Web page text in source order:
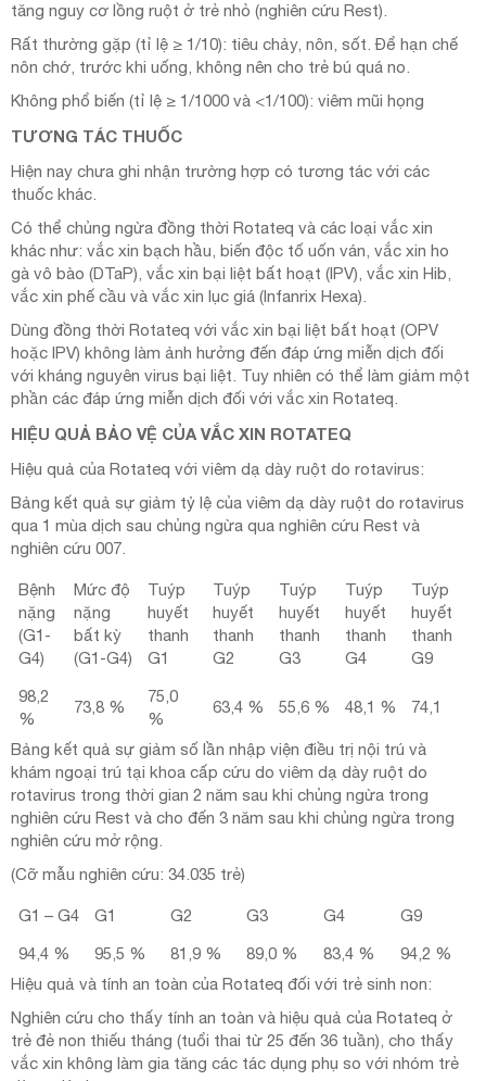
tăng nguy cơ lồng ruột ở trẻ nhỏ (nghiên cứu Rest).
Rất thường gặp (tỉ lệ ≥ 1/10): tiêu chảy, nôn, sốt. Để hạn chế
nôn chớ, trước khi uống, không nên cho trẻ bú quá no.
Không phổ biến (tỉ lệ ≥ 1/1000 và <1/100): viêm mũi họng
TƯƠNG TÁC THUỐC
Hiện nay chưa ghi nhận trường hợp có tương tác với các
thuốc khác.
Có thể chủng ngừa đồng thời Rotateq và các loại vắc xin
khác như: vắc xin bạch hầu, biến độc tố uốn ván, vắc xin ho
gà vô bào (DTaP), vắc xin bại liệt bất hoạt (IPV), vắc xin Hib,
vắc xin phế cầu và vắc xin lục giá (Infanrix Hexa).
Dùng đồng thời Rotateq với vắc xin bại liệt bất hoạt (OPV
hoặc IPV) không làm ảnh hưởng đến đáp ứng miễn dịch đối
với kháng nguyên virus bại liệt. Tuy nhiên có thể làm giảm một
phần các đáp ứng miễn dịch đối với vắc xin Rotateq.
HIỆU QUẢ BẢO VỆ CỦA VẮC XIN ROTATEQ
Hiệu quả của Rotateq với viêm dạ dày ruột do rotavirus:
Bảng kết quả sự giảm tỷ lệ của viêm dạ dày ruột do rotavirus
qua 1 mùa dịch sau chủng ngừa qua nghiên cứu Rest và
nghiên cứu 007.
Bệnh
nặng
(G1-
G4)
Mức độ
nặng
bất kỳ
(G1-G4)
Tuýp
huyết
thanh
G1
Tuýp
huyết
thanh
G2
Tuýp
huyết
thanh
G3
Tuýp
huyết
thanh
G4
Tuýp
huyết
thanh
G9
98,2
%
73,8 %
75,0
%
63,4 % 55,6 % 48,1 % 74,1
Bảng kết quả sự giảm số lần nhập viện điều trị nội trú và
khám ngoại trú tại khoa cấp cứu do viêm dạ dày ruột do
rotavirus trong thời gian 2 năm sau khi chủng ngừa trong
nghiên cứu Rest và cho đến 3 năm sau khi chủng ngừa trong
nghiên cứu mở rộng.
(Cỡ mẫu nghiên cứu: 34.035 trẻ)
G1 – G4 G1 G2 G3 G4 G9
94,4 % 95,5 % 81,9 % 89,0 % 83,4 %
94,2 %
Hiệu quả và tính an toàn của Rotateq đối với trẻ sinh non:
Nghiên cứu cho thấy tính an toàn và hiệu quả của Rotateq ở
trẻ đẻ non thiếu tháng (tuổi thai từ 25 đến 36 tuần), cho thấy
vắc xin không làm gia tăng các tác dụng phụ so với nhóm trẻ